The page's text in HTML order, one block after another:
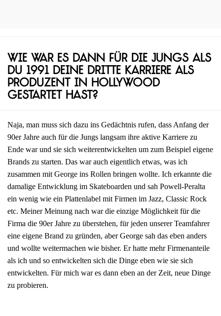
Wie war es dann für die Jungs als
du 1991 deine dritte Karriere als
Produzent in Hollywood
gestartet hast?
Naja, man muss sich dazu ins Gedächtnis rufen, dass Anfang der
90er Jahre auch für die Jungs langsam ihre aktive Karriere zu
Ende war und sie sich weiterentwickelten um zum Beispiel eigene
Brands zu starten. Das war auch eigentlich etwas, was ich
zusammen mit George ins Rollen bringen wollte. Ich erkannte die
damalige Entwicklung im Skateboarden und sah Powell-Peralta
ein wenig wie ein Plattenlabel mit Firmen im Jazz, Classic Rock
etc. Meiner Meinung nach war die einzige Möglichkeit für die
Firma die 90er Jahre zu überstehen, für jeden unserer Teamfahrer
eine eigene Brand zu gründen, aber George sah das eben anders
und wollte weitermachen wie bisher. Er hatte mehr Firmenanteile
als ich und so entwickelten sich die Dinge eben wie sie sich
entwickelten. Für mich war es dann eben an der Zeit, neue Dinge
zu probieren.